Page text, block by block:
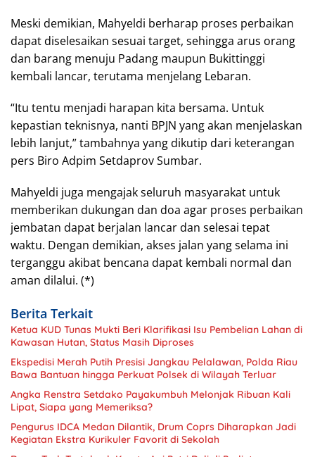
Meski demikian, Mahyeldi berharap proses perbaikan
dapat diselesaikan sesuai target, sehingga arus orang
dan barang menuju Padang maupun Bukittinggi
kembali lancar, terutama menjelang Lebaran.
“Itu tentu menjadi harapan kita bersama. Untuk
kepastian teknisnya, nanti BPJN yang akan menjelaskan
lebih lanjut,” tambahnya yang dikutip dari keterangan
pers Biro Adpim Setdaprov Sumbar.
Mahyeldi juga mengajak seluruh masyarakat untuk
memberikan dukungan dan doa agar proses perbaikan
jembatan dapat berjalan lancar dan selesai tepat
waktu. Dengan demikian, akses jalan yang selama ini
terganggu akibat bencana dapat kembali normal dan
aman dilalui. (*)
Berita Terkait
Ketua KUD Tunas Mukti Beri Klarifikasi Isu Pembelian Lahan di
Kawasan Hutan, Status Masih Diproses
Ekspedisi Merah Putih Presisi Jangkau Pelalawan, Polda Riau
Bawa Bantuan hingga Perkuat Polsek di Wilayah Terluar
Angka Renstra Setdako Payakumbuh Melonjak Ribuan Kali
Lipat, Siapa yang Memeriksa?
Pengurus IDCA Medan Dilantik, Drum Coprs Diharapkan Jadi
Kegiatan Ekstra Kurikuler Favorit di Sekolah